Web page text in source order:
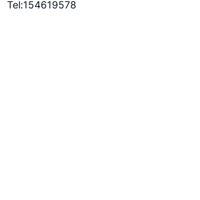
Tel:154619578